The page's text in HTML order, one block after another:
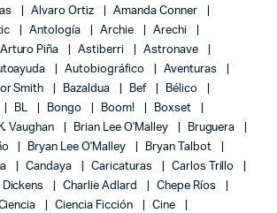
Alvaro Ortiz
Amanda Conner
Antología Archie
Arechi
Arturo Piña Astiberri
Astronave
Autobiográfico
Aventuras
Smith Bazaldua Bef
Bélico
BL Bongo Boom!
Boxset
Vaughan Brian Lee O'Malley
Bruguera
Bryan Lee O'Malley
Bryan Talbot
Candaya Caricaturas
Carlos Trillo
Dickens Charlie Adlard
Chepe Ríos
Ciencia Ficción
Cine